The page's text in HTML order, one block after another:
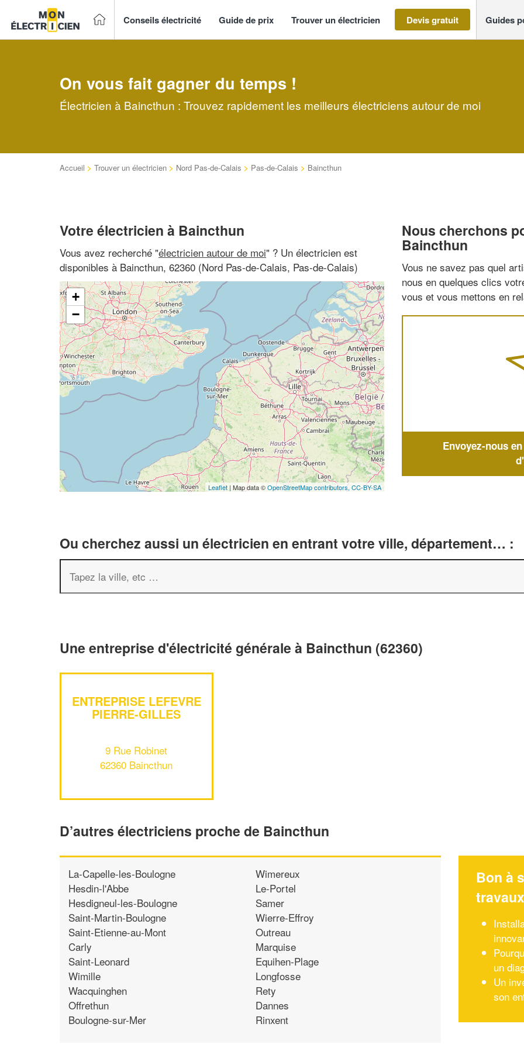
Conseils électricité Guide de prix Trouver un électricien Devis gratuit Guides
On vous fait gagner du temps !
Électricien à Baincthun : Trouvez rapidement les meilleurs électriciens autour de moi
Accueil > Trouver un électricien > Nord Pas-de-Calais > Pas-de-Calais > Baincthun
Votre électricien à Baincthun
Vous avez recherché "électricien autour de moi" ? Un électricien est
disponibles à Baincthun, 62360 (Nord Pas-de-Calais, Pas-de-Calais)
+
−
Leaflet | Map data ©OpenStreetMap contributors, CC-BY-SA
Nous cherchons
Baincthun
Vous ne savez pas quel
nous en quelques clics
vous et vous mettons en
Envoyez-nous
Ou cherchez aussi un électricien en entrant votre ville, département… :
Une entreprise d'électricité générale à Baincthun (62360)
ENTREPRISE LEFEVRE
PIERRE-GILLES
9 Rue Robinet
62360 Baincthun
D’autres électriciens proche de Baincthun
La-Capelle-les-Boulogne
Hesdin-l'Abbe
Hesdigneul-les-Boulogne
Saint-Martin-Boulogne
Saint-Etienne-au-Mont
Carly
Saint-Leonard
Wimille
Wacquinghen
Offrethun
Boulogne-sur-Mer
Wimereux
Le-Portel
Samer
Wierre-Effroy
Outreau
Marquise
Equihen-Plage
Longfosse
Rety
Dannes
Rinxent
Bon à
travaux
un
Un
son